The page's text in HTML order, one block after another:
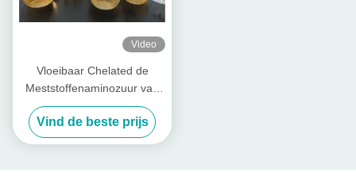
Video
Vloeibaar Chelated de
Meststoffenaminozuur van
het Calciummagnesium
Vind de beste prijs